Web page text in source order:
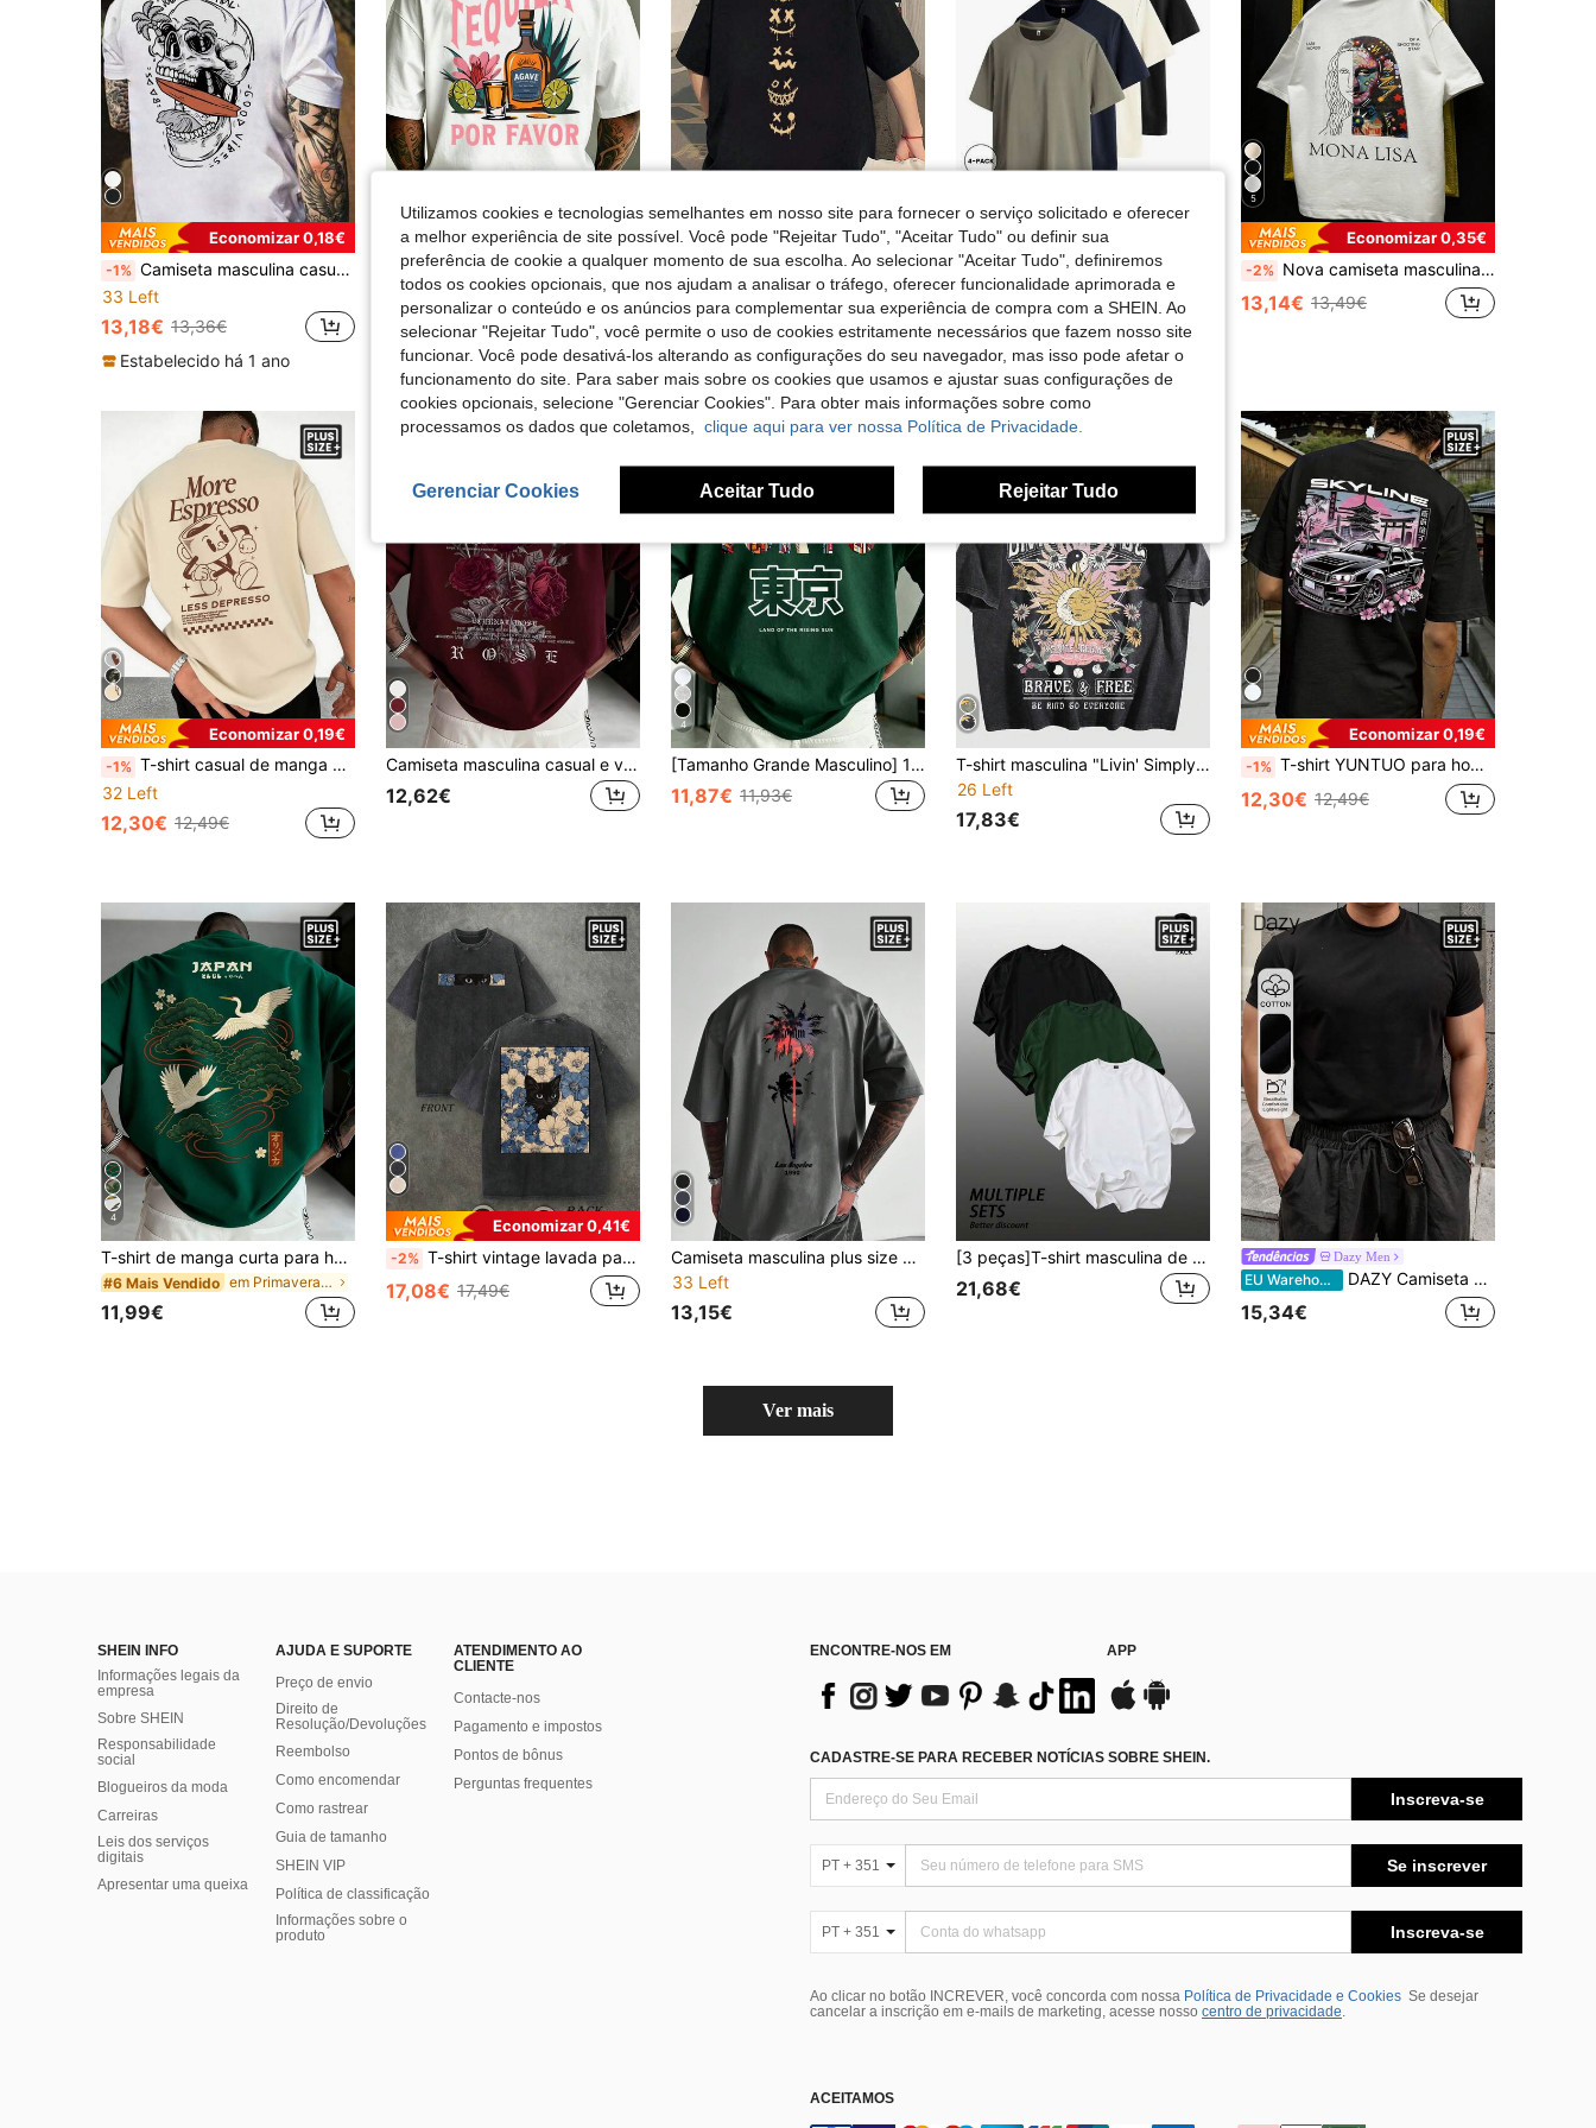
Economizar 0,18€
-1% Camiseta masculina casual plus size com estampa de letras e caveira, gola redonda, manga curta, verão
33 Left
13,18€ 13,36€
Estabelecido há 1 ano
Camiseta masculina plus size com estampa de tequila e limão, gola redonda e manga curta. Ideal para uso casual no verão.
11,87€
Camiseta masculina plus size com estampa de letras e figuras, gola redonda, leve, folgada e casual, manga curta.
37 Left
13,66€
5
Big Mens Co
22,40€
5
Economizar 0,35€
-2% Nova camiseta masculina plus size de manga curta com estampa artística personalizada, confortável e respirável, ideal para o verão. Na vanguarda da moda!
13,14€ 13,49€
Economizar 0,19€
-1% T-shirt casual de manga curta para homem, tamanho grande, com estampado personalizado | Adequada para uso no verão
32 Left
12,30€ 12,49€
Camiseta masculina casual e versátil com estampa de rosas, manga curta, modelagem solta, tamanho grande, gola redonda, estilo urbano, ideal para o dia a dia no verão, perfeita para ir ao trabalho.
12,62€
4
[Tamanho Grande Masculino] 1 peça T-shirt de manga curta para homem tamanho grande Zrgoth Fashion versátil, com estampado de elemento Tokyo e slogan em inglês "TOKYO", tecido de poliéster fino e respirável, corte largo, recomendações de tamanho grande nos detalhes da imagem principal, por favor verifique cuidadosamente o tamanho antes de encomendar para evitar problemas de ajuste!!!
11,87€ 11,93€
T-shirt masculina "Livin' Simply" vintage lavada, tamanho grande, com estampado gráfico de sol e lua
26 Left
17,83€
Economizar 0,19€
-1% T-shirt YUNTUO para homem de verão, casual streetwear, estilo cyber-japonês, com flor de cerejeira, carro e letra, degradê, gola redonda, manga curta, corte largo, estilo juvenil minimalista, retro campus, natural, versátil, texturizada, elegante, desportiva e com personalidade
12,30€ 12,49€
4
T-shirt de manga curta para homem plus size com estampado personalizado, estilo street fashion, adequada para o verão
#6 Mais Vendido em Primavera/Verão T-shirts masculinas plus size
11,99€
Economizar 0,41€
-2% T-shirt vintage lavada para homem plus size, t-shirt gráfica com gato preto e flores
17,08€ 17,49€
Camiseta masculina plus size com estampa de palmeiras, gola redonda, manga curta, leve e casual para o verão.
33 Left
13,15€
[3 peças]T-shirt masculina de cor lisa, casual, folgada, gola redonda, manga curta, tamanho grande, este estilo é grande, os detalhes do tamanho estão na imagem principal, por favor verifique o tamanho antes de encomendar para evitar problemas de ajuste
21,68€
Dazy Men
EU Warehouse DAZY Camiseta preta lisa de manga curta e gola redonda para homens plus size, ideal para o verão.
15,34€
Ver mais
SHEIN INFO
Informações legais da
empresa
Sobre SHEIN
Responsabilidade
social
Blogueiros da moda
Carreiras
Leis dos serviços
digitais
Apresentar uma queixa
AJUDA E SUPORTE
Preço de envio
Direito de
Resolução/Devoluções
Reembolso
Como encomendar
Como rastrear
Guia de tamanho
SHEIN VIP
Política de classificação
​Informações sobre o
produto
ATENDIMENTO AO
CLIENTE
Contacte-nos
Pagamento e impostos
Pontos de bônus
Perguntas frequentes
ENCONTRE-NOS EM APP
CADASTRE-SE PARA RECEBER NOTÍCIAS SOBRE SHEIN.
Inscreva-se
PT + 351 Se inscrever
PT + 351 Inscreva-se
Ao clicar no botão INCREVER, você concorda com nossa Política de Privacidade e Cookies Se desejar
cancelar a inscrição em e-mails de marketing, acesse nosso centro de privacidade.
ACEITAMOS
Utilizamos cookies e tecnologias semelhantes em nosso site para fornecer o serviço solicitado e oferecer
a melhor experiência de site possível. Você pode "Rejeitar Tudo", "Aceitar Tudo" ou definir sua
preferência de cookie a qualquer momento de sua escolha. Ao selecionar "Aceitar Tudo", definiremos
todos os cookies opcionais, que nos ajudam a analisar o tráfego, oferecer funcionalidade aprimorada e
personalizar o conteúdo e os anúncios para complementar sua experiência de compra com a SHEIN. Ao
selecionar "Rejeitar Tudo", você permite o uso de cookies estritamente necessários que fazem nosso site
funcionar. Você pode desativá-los alterando as configurações do seu navegador, mas isso pode afetar o
funcionamento do site. Para saber mais sobre os cookies que usamos e ajustar suas configurações de
cookies opcionais, selecione "Gerenciar Cookies". Para obter mais informações sobre como
processamos os dados que coletamos, clique aqui para ver nossa Política de Privacidade.
Gerenciar Cookies Aceitar Tudo Rejeitar Tudo